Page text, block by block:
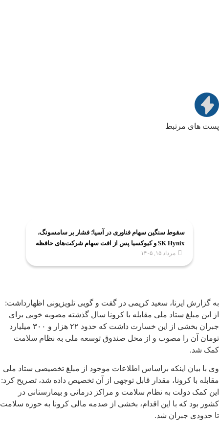
پست های مرتبط
سقوط سنگین سهام فناوری در آسیا؛ فشار بر سامسونگ،
SK Hynix و کیوکسیا پس از افت سهام شرکت‌های حافظه
مرداد ۱۵, ۱۴۰۵
به گزارش ایرنا، سعید کریمی در گفت و گویی تلویزیونی اظهارداشت:
از این مبلغ ستاد ملی مقابله با کرونا سال گذشته مصوبه خوبی برای
جبران بخشی از این خسارت داشت که حدود ۲۲ هزار و ۳۰۰ میلیارد
تومان آن را مصوب و از محل صندوق توسعه ملی به نظام سلامت
کمک شد.
وی با بیان اینکه براساس اطلاعات موجود از مبلغ تخصیصی ستاد ملی
مقابله با کرونا، مقدار قابل توجهی از آن تخصیص داده شد، تصریح کرد:
این کمک دولت به نظام سلامت و مراکز درمانی و بیمارستانی در
کشور بود که با این اقدام، بخشی از صدمه مالی کرونا به حوزه سلامت
تا حدودی جبران شد.